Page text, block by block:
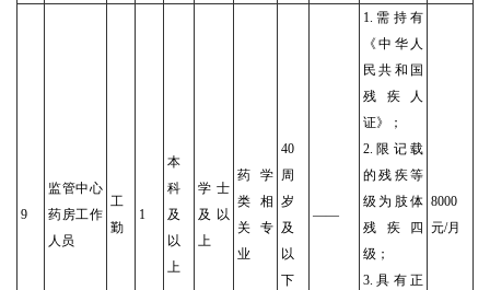
9
监管中心
药房工作
人员
工
勤
1
本
科
及
以
上
学士
及以
上
药学
类相
关专
业
40
周
岁
及
以
下
——
1.需持有
《中华人
民共和国
残疾人
证》；
2.限记载
的残疾等
级为肢体
残疾四
级；
3.具有正
8000
元/月